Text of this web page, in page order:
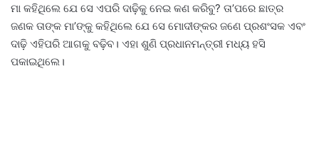
ମା କହିଥିଲେ ଯେ ସେ ଏପରି ଦାଢ଼ିକୁ ନେଇ କଣ କରିବୁ? ତା’ପରେ ଛାତ୍ର
ଜଣକ ତାଙ୍କ ମା’ଙ୍କୁ କହିଥିଲେ ଯେ ସେ ମୋଦୀଙ୍କର ଜଣେ ପ୍ରଶଂସକ ଏବଂ
ଦାଢ଼ି ଏହିପରି ଆଗକୁ ବଢ଼ିବ। ଏହା ଶୁଣି ପ୍ରଧାନମନ୍ତ୍ରୀ ମଧ୍ୟ ହସି
ପକାଇଥିଲେ।